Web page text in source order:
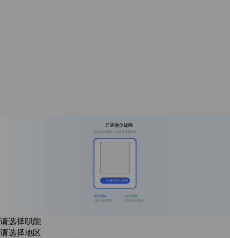
开通微信提醒
消息实时提醒，不错过重要通知
长按识别二维码
实时提醒
消息及时通知
实时提醒
消息及时通知
请选择职能
请选择地区